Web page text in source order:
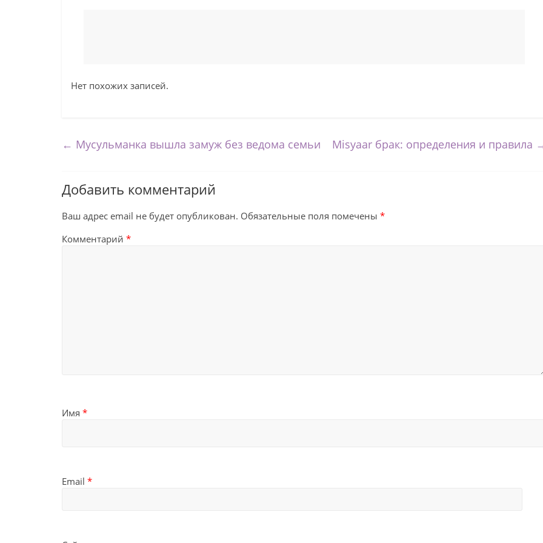
Нет похожих записей.
← Мусульманка вышла замуж без ведома семьи Misyaar брак: определения и правила
Добавить комментарий
Ваш адрес email не будет опубликован. Обязательные поля помечены *
Комментарий *
Имя *
Email *